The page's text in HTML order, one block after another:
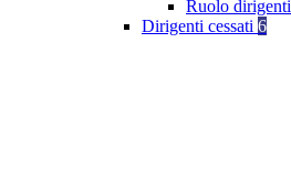
Ruolo dirigenti
Dirigenti cessati 6